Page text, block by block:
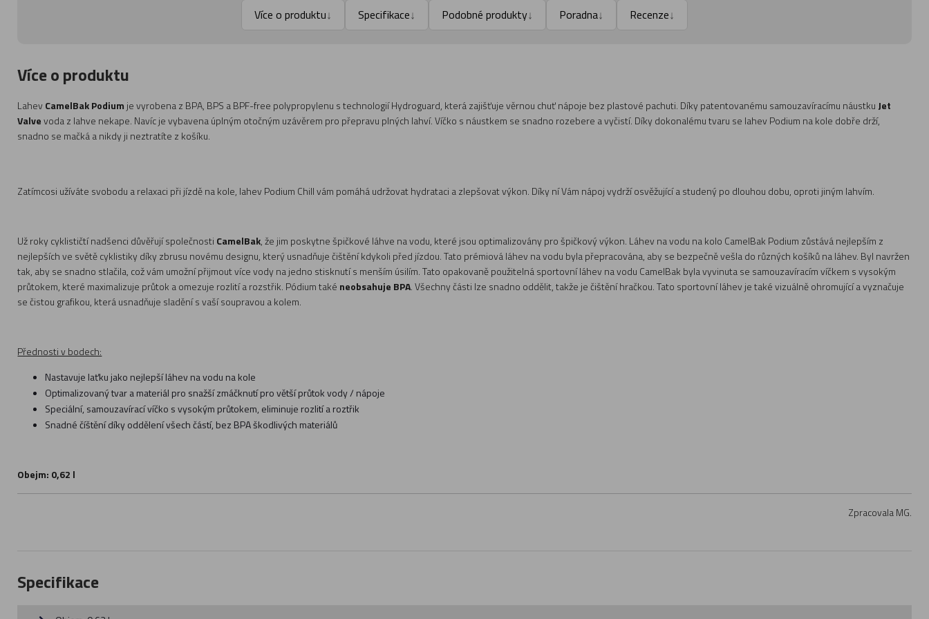
Více o produktu↓ Specifikace↓ Podobné produkty↓ Poradna↓ Recenze↓
Více o produktu
Lahev CamelBak Podium je vyrobena z BPA, BPS a BPF-free polypropylenu s technologií Hydroguard, která zajišťuje věrnou chuť nápoje bez plastové pachuti. Díky patentovanému samouzavíracímu náustku Jet
Valvevoda z lahve nekape. Navíc je vybavena úplným otočným uzávěrem pro přepravu plných lahví. Víčko s náustkem se snadno rozebere a vyčistí. Díky dokonalému tvaru se lahev Podium na kole dobře drží,
snadno se mačká a nikdy ji neztratíte z košíku.
Zatímcosi užíváte svobodu a relaxaci při jízdě na kole, lahev Podium Chill vám pomáhá udržovat hydrataci a zlepšovat výkon. Díky ní Vám nápoj vydrží osvěžující a studený po dlouhou dobu, oproti jiným lahvím.
Už roky cyklističtí nadšenci důvěřují společnosti CamelBak, že jim poskytne špičkové láhve na vodu, které jsou optimalizovány pro špičkový výkon. Láhev na vodu na kolo CamelBak Podium zůstává nejlepším z
nejlepších ve světě cyklistiky díky zbrusu novému designu, který usnadňuje čištění kdykoli před jízdou. Tato prémiová láhev na vodu byla přepracována, aby se bezpečně vešla do různých košíků na láhev. Byl navržen
tak, aby se snadno stlačila, což vám umožní přijmout více vody na jedno stisknutí s menším úsilím. Tato opakovaně použitelná sportovní láhev na vodu CamelBak byla vyvinuta se samouzavíracím víčkem s vysokým
průtokem, které maximalizuje průtok a omezuje rozlití a rozstřik. Pódium také neobsahuje BPA. Všechny části lze snadno oddělit, takže je čištění hračkou. Tato sportovní láhev je také vizuálně ohromující a vyznačuje
se čistou grafikou, která usnadňuje sladění s vaší soupravou a kolem.
Přednosti v bodech:
Nastavuje laťku jako nejlepší láhev na vodu na kole
Optimalizovaný tvar a materiál pro snažší zmáčknutí pro větší průtok vody / nápoje
Speciální, samouzavírací víčko s vysokým průtokem, eliminuje rozlití a roztřik
Snadné číštění díky oddělení všech částí, bez BPA škodlivých materiálů
Obejm: 0,62 l
Zpracovala MG.
Specifikace